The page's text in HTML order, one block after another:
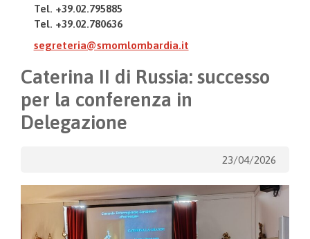
Tel. +39.02.795885
Tel. +39.02.780636
segreteria@smomlombardia.it
Caterina II di Russia: successo
per la conferenza in
Delegazione
23/04/2026